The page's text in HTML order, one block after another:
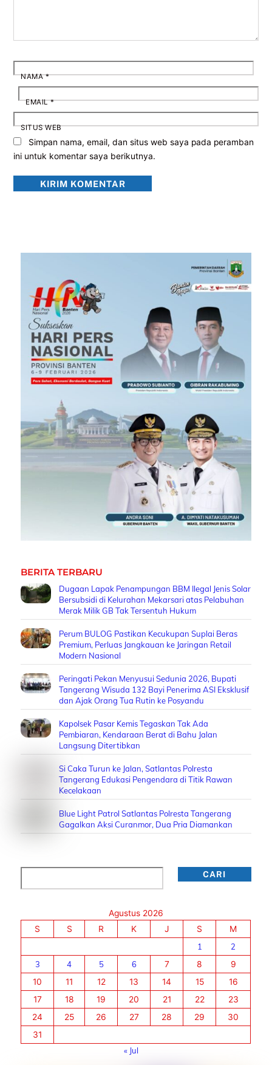
NAMA*
EMAIL*
SITUS WEB
Simpan nama, email, dan situs web saya pada peramban
ini untuk komentar saya berikutnya.
BERITA TERBARU
Dugaan Lapak Penampungan BBM Ilegal Jenis Solar
Bersubsidi di Kelurahan Mekarsari atas Pelabuhan
Merak Milik GB Tak Tersentuh Hukum
Perum BULOG Pastikan Kecukupan Suplai Beras
Premium, Perluas Jangkauan ke Jaringan Retail
Modern Nasional
Peringati Pekan Menyusui Sedunia 2026, Bupati
Tangerang Wisuda 132 Bayi Penerima ASI Eksklusif
dan Ajak Orang Tua Rutin ke Posyandu
Kapolsek Pasar Kemis Tegaskan Tak Ada
Pembiaran, Kendaraan Berat di Bahu Jalan
Langsung Ditertibkan
Si Caka Turun ke Jalan, Satlantas Polresta
Tangerang Edukasi Pengendara di Titik Rawan
Kecelakaan
Blue Light Patrol Satlantas Polresta Tangerang
Gagalkan Aksi Curanmor, Dua Pria Diamankan
CARI
Agustus 2026
S
S R K J S
M
1
2
3
4 5 6 7 8
9
10
11 12 13 14 15
16
17
18 19 20 21 22
23
24
25 26 27 28 29
30
31
« Jul